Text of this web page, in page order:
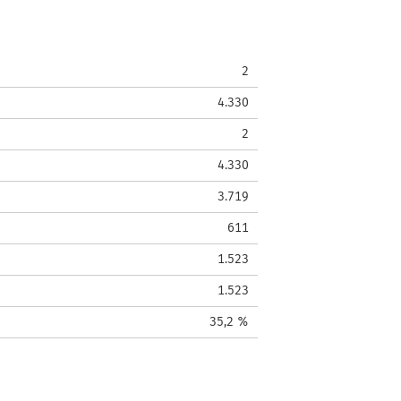
2
4.330
2
4.330
3.719
611
1.523
1.523
35,2 %